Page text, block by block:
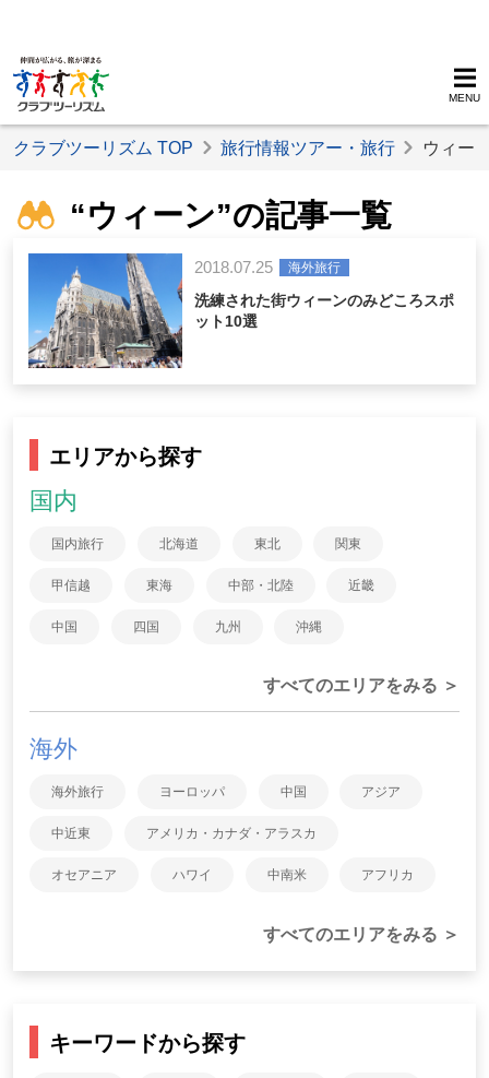
MENU
クラブツーリズム TOP 旅行情報ツアー・旅行 ウィー
“ウィーン”の記事一覧
2018.07.25 海外旅行
洗練された街ウィーンのみどころスポ
ット10選
エリアから探す
国内
国内旅行 北海道 東北 関東
甲信越 東海 中部・北陸 近畿
中国 四国 九州 沖縄
すべてのエリアをみる ＞
海外
海外旅行 ヨーロッパ 中国 アジア
中近東 アメリカ・カナダ・アラスカ
オセアニア ハワイ 中南米 アフリカ
すべてのエリアをみる ＞
キーワードから探す